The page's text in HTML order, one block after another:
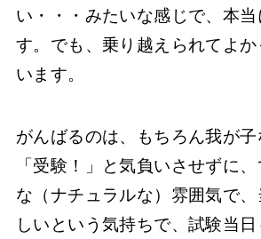
い・・・みたいな感じで、本
す。でも、乗り越えられてよ
います。
がんばるのは、もちろん我が子
「受験！」と気負いさせずに
な（ナチュラルな）雰囲気で
しいという気持ちで、試験当